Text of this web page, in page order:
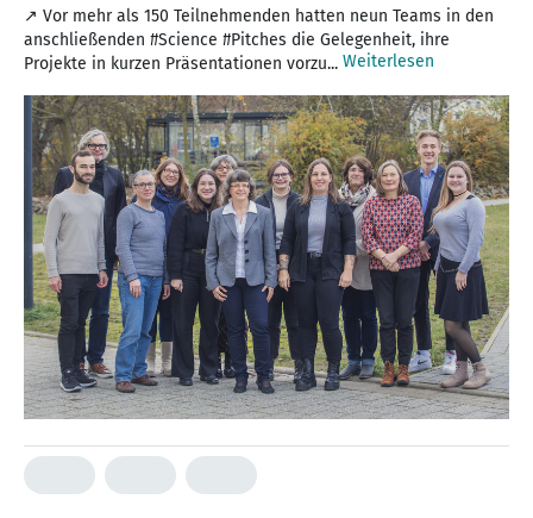
↗ Vor mehr als 150 Teilnehmenden hatten neun Teams in den
anschließenden #Science #Pitches die Gelegenheit, ihre
Projekte in kurzen Präsentationen vorzu... Weiterlesen